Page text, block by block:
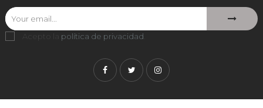
Acepto la política de privacidad
FacebookTwitterInstagram